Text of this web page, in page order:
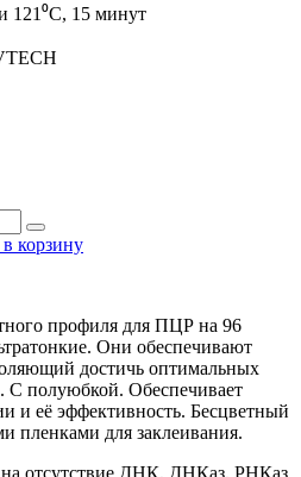
121⁰С, 15 минут
корзину
профиля для ПЦР на 96
Они обеспечивают
достичь оптимальных
С полуюбкой. Обеспечивает
и её эффективность. Бесцветный
пленками для заклеивания.
отсутствие ДНК, ДНКаз, РНКаз